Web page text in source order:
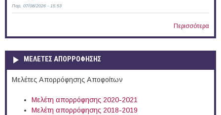
Παρ, 07/08/2026 - 15:53
Περισσότερα
ΜΕΛΕΤΕΣ ΑΠΟΡΡΟΦΗΣΗΣ
Μελέτες Απορρόφησης Αποφοίτων
Μελέτη απορρόφησης 2020-2021
Μελέτη απορρόφησης 2018-2019